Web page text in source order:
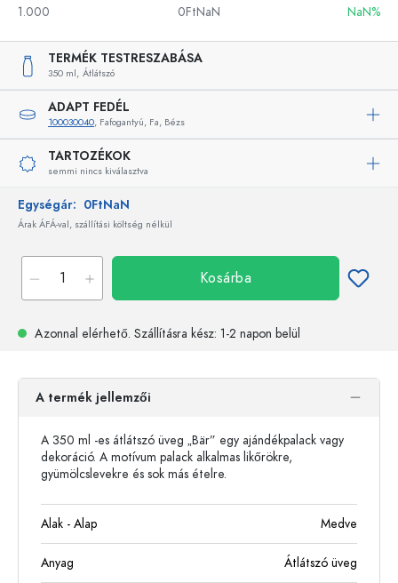
1.000
0FtNaN NaN%
TERMÉK TESTRESZABÁSA
350 ml, Átlátszó
ADAPT FEDÉL
100030040, Fafogantyú, Fa, Bézs
TARTOZÉKOK
semmi nincs kiválasztva
Egységár: 0FtNaN
Árak ÁFÁ-val, szállítási költség nélkül
Kosárba
Azonnal elérhető. Szállításra kész: 1-2 napon belül
A termék jellemzői
A 350 ml -es átlátszó üveg „Bär” egy ajándékpalack vagy
dekoráció. A motívum palack alkalmas likőrökre,
gyümölcslevekre és sok más ételre.
Alak - Alap Medve
Anyag Átlátszó üveg